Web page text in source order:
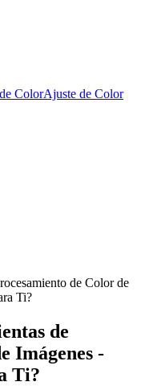
ColorAjuste de Color
de Color de
Ti?
de
Imágenes -
Ti?